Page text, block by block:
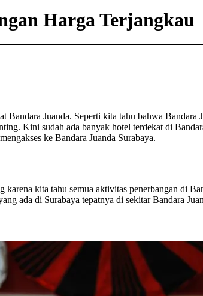
Harga Terjangkau
Juanda. Seperti kita tahu bahwa Bandara
Kini sudah ada banyak hotel terdekat di
ke Bandara Juanda Surabaya.
kita tahu semua aktivitas penerbangan di
ada di Surabaya tepatnya di sekitar Bandara